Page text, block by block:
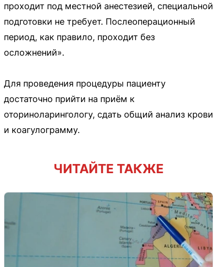
проходит под местной анестезией, специальной
подготовки не требует. Послеоперационный
период, как правило, проходит без
осложнений».
Для проведения процедуры пациенту
достаточно прийти на приём к
оториноларингологу, сдать общий анализ крови
и коагулограмму.
ЧИТАЙТЕ ТАКЖЕ